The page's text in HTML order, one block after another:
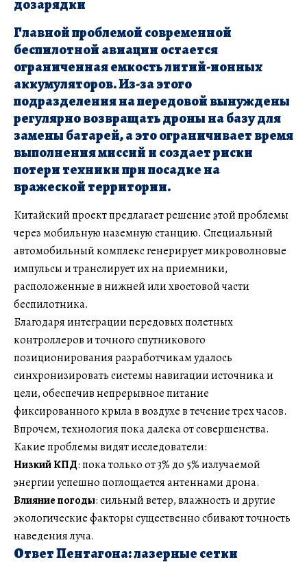
дозарядки
Главной проблемой современной
беспилотной авиации остается
ограниченная емкость литий-ионных
аккумуляторов. Из-за этого
подразделения на передовой вынуждены
регулярно возвращать дроны на базу для
замены батарей, а это ограничивает время
выполнения миссий и создает риски
потери техники при посадке на
вражеской территории.
Китайский проект предлагает решение этой проблемы
через мобильную наземную станцию. Специальный
автомобильный комплекс генерирует микроволновые
импульсы и транслирует их на приемники,
расположенные в нижней или хвостовой части
беспилотника.
Благодаря интеграции передовых полетных
контроллеров и точного спутникового
позиционирования разработчикам удалось
синхронизировать системы навигации источника и
цели, обеспечив непрерывное питание
фиксированного крыла в воздухе в течение трех часов.
Впрочем, технология пока далека от совершенства.
Какие проблемы видят исследователи:
Низкий КПД: пока только от 3% до 5% излучаемой
энергии успешно поглощается антеннами дрона.
Влияние погоды: сильный ветер, влажность и другие
экологические факторы существенно сбивают точность
наведения луча.
Ответ Пентагона: лазерные сетки